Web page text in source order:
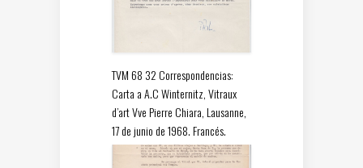
TVM 68 32 Correspondencias:
Carta a A.C Winternitz, Vitraux
d’art Vve Pierre Chiara, Lausanne,
17 de junio de 1968. Francés.